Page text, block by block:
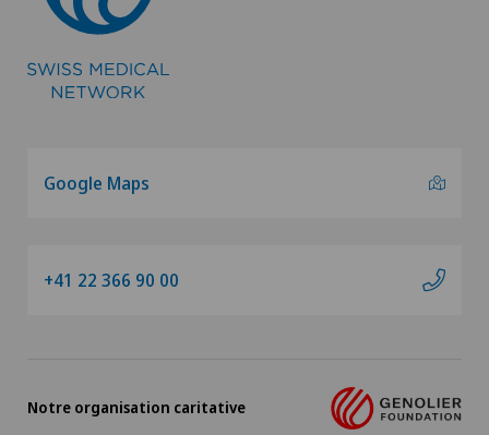
Google Maps
+41 22 366 90 00
Notre organisation caritative